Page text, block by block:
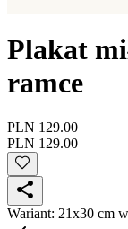
Plakat
ramce
PLN 129.00
PLN 129.00
Wariant: 21x30 cm